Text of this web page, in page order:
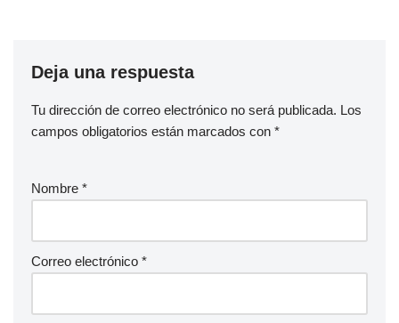
Deja una respuesta
Tu dirección de correo electrónico no será publicada. Los
campos obligatorios están marcados con *
Nombre *
Correo electrónico *